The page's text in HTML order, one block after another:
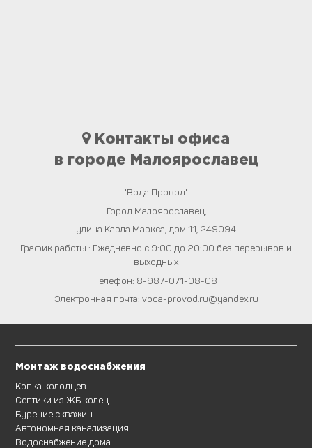
Контакты офиса
в городе Малоярославец
"Вода Провод"
Город Малоярославец
улица Карла Маркса, дом 11, 249094
График работы : Ежедневно с 9:00 до 20:00 без перерывов и
выходных
Телефон: 8-987-071-08-08
Электронная почта: voda-provod.ru@yandex.ru
Монтаж водоснабжения
Копка колодцев
Септики из ЖБ колец
Бурение скважин
Автономная канализация
Водоснабжение дома